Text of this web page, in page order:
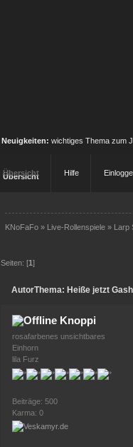
Neuigkeiten: wichtiges Thema zum
Übersicht Hilfe
KNoFaFo » Live-Rollenspiele » Larp
Seiten: [1]
AutorThema: Heiße jetzt
Knoppi
rosafarbenes unsichtbares
Einhorn
lila Furz
Beiträge: 500
Karma: 0